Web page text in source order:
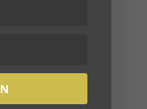
| Michealeen